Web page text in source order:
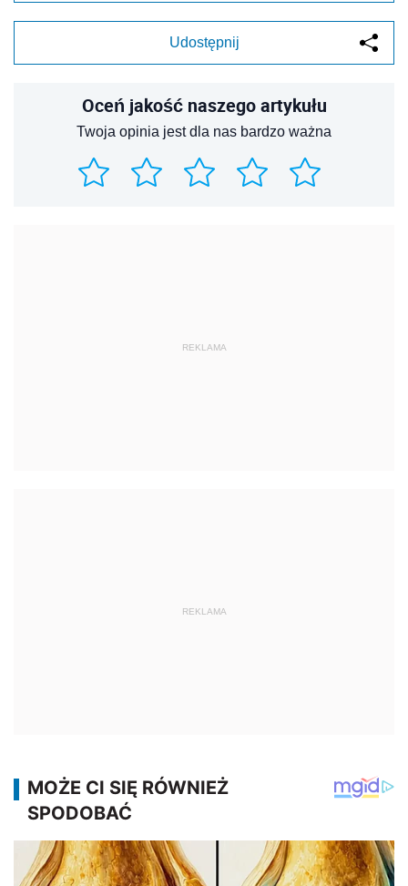
Udostępnij
Oceń jakość naszego artykułu
Twoja opinia jest dla nas bardzo ważna
REKLAMA
REKLAMA